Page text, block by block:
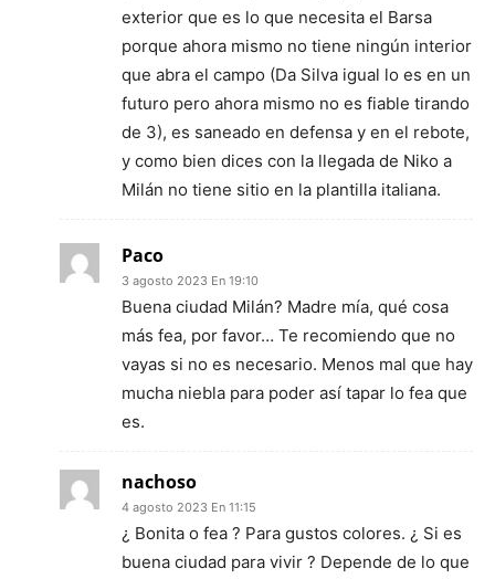
exterior que es lo que necesita el Barsa
porque ahora mismo no tiene ningún interior
que abra el campo (Da Silva igual lo es en un
futuro pero ahora mismo no es fiable tirando
de 3), es saneado en defensa y en el rebote,
y como bien dices con la llegada de Niko a
Milán no tiene sitio en la plantilla italiana.
Paco
3 agosto 2023 En 19:10
Buena ciudad Milán? Madre mía, qué cosa
más fea, por favor… Te recomiendo que no
vayas si no es necesario. Menos mal que hay
mucha niebla para poder así tapar lo fea que
es.
nachoso
4 agosto 2023 En 11:15
¿ Bonita o fea ? Para gustos colores. ¿ Si es
buena ciudad para vivir ? Depende de lo que